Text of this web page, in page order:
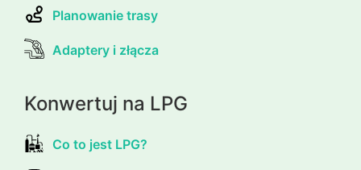
Planowanie trasy
Adaptery i złącza
Konwertuj na LPG
Co to jest LPG?